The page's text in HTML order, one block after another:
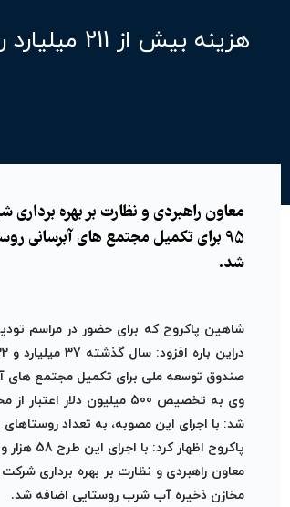
هزینه بیش از 211 میلیارد ریال برای آبرسانی به روستاها در سال 95
95 برای تکمیل مجتمع های
شد.
شاهین پاکروح که برای حضور در مراسم
صندوق توسعه ملی برای تکمیل مجتمع های
شد: با اجرای این مصوبه، به تعداد روستاهای
پاکروح اظهار کرد: با اجرای این طرح 58 هزار و 881 نفر به جمعیت روستایی برخوردار از آب شرب سالم و بهداشتی اضافه شد
مخازن ذخیره آب شرب روستایی اضافه شد.